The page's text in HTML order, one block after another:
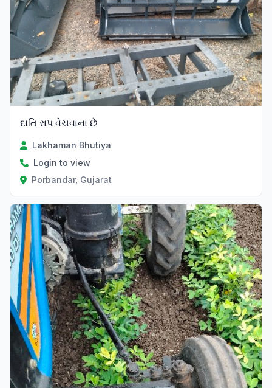
દાતિ રાપ વેચવાના છે
Lakhaman Bhutiya
Login to view
Porbandar, Gujarat